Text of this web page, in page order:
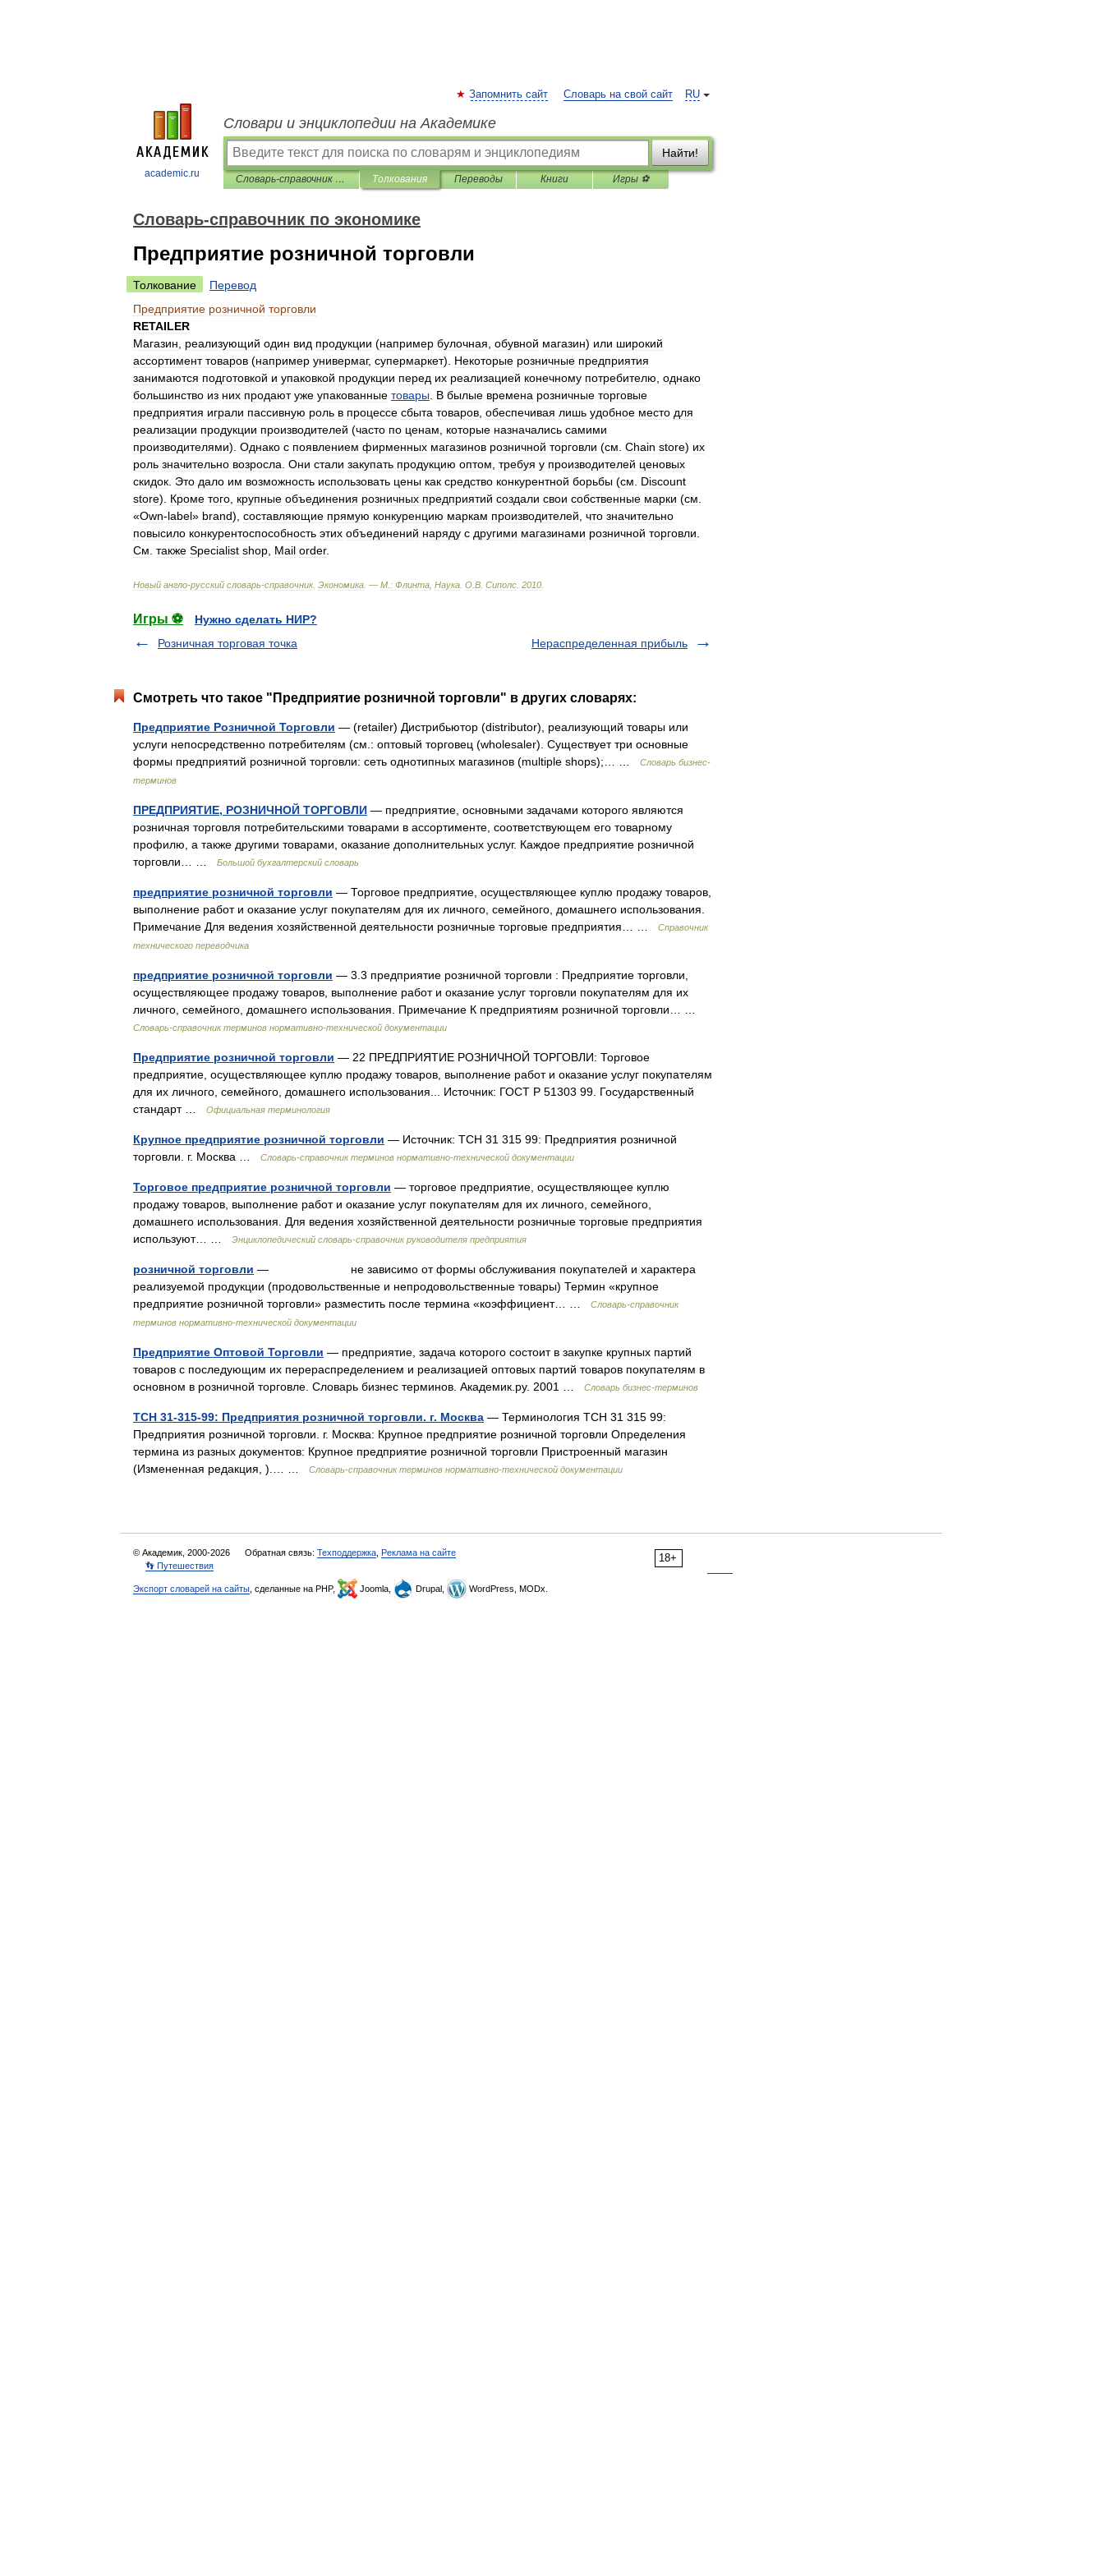
academic.ru
RU
Запомнить сайт Словарь на свой сайт
Словари и энциклопедии на Академике
Найти!
Словарь-справочник по экономике Толкования Переводы Книги Игры ⚽
Словарь-справочник по экономике
Предприятие розничной торговли
Толкование
Перевод
Предприятие розничной торговли
RETAILER
Магазин
реализующий один вид продукции (например булочная обувной магазин) или широкий
ассортимент товаров (например универмаг, супермаркет). Некоторые розничные предприятия
занимаются подготовкой и упаковкой продукции перед их реализацией конечному потребителю однако
большинство из них продают уже упакованные товары В былые времена розничные торговые
предприятия играли пассивную роль в процессе сбыта товаров обеспечивая лишь удобное место для
реализации продукции производителей (часто по ценам которые назначались самими
производителями). Однако с появлением фирменных магазинов розничной торговли (см Chain store) их
роль значительно возросла Они стали закупать продукцию оптом требуя у производителей ценовых
скидок Это дало им возможность использовать цены как средство конкурентной борьбы (см
Discount
store). Кроме того крупные объединения розничных предприятий создали свои собственные марки (см
«Own-label» brand), составляющие прямую конкуренцию маркам производителей что значительно
повысило конкурентоспособность этих объединений наряду с другими магазинами розничной торговли
См также Specialist shop Mail order.
Новый англо-русский словарь-справочник. Экономика . — М : Флинта Наукa О В Сиполс 2010
Игры ⚽
Нужно сделать НИР?
Розничная торговая точка
Нераспределенная прибыль
Смотреть что такое "Предприятие розничной торговли" в других словарях:
Предприятие Розничной Торговли — (retailer) Дистрибьютор (distributor), реализующий товары или
услуги непосредственно потребителям (cм.: оптовый торговец (wholesaler). Существует три основные
формы предприятий розничной торговли: сеть однотипных магазинов (multiple shops);… …
Словарь бизнес-
терминов
ПРЕДПРИЯТИЕ, РОЗНИЧНОЙ ТОРГОВЛИ — предприятие, основными задачами которого являются
розничная торговля потребительскими товарами в ассортименте, соответствующем его товарному
профилю, а также другими товарами, оказание дополнительных услуг. Каждое предприятие розничной
торговли… …
Большой бухгалтерский словарь
предприятие розничной торговли — Торговое предприятие, осуществляющее куплю продажу товаров,
выполнение работ и оказание услуг покупателям для их личного, семейного, домашнего использования.
Примечание Для ведения хозяйственной деятельности розничные торговые предприятия… …
Справочник
технического переводчика
предприятие розничной торговли — 3.3 предприятие розничной торговли : Предприятие торговли,
осуществляющее продажу товаров, выполнение работ и оказание услуг торговли покупателям для их
личного, семейного, домашнего использования. Примечание К предприятиям розничной торговли… …
Словарь-справочник терминов нормативно-технической документации
Предприятие розничной торговли — 22 ПРЕДПРИЯТИЕ РОЗНИЧНОЙ ТОРГОВЛИ: Торговое
предприятие, осуществляющее куплю продажу товаров, выполнение работ и оказание услуг покупателям
для их личного, семейного, домашнего использования... Источник: ГОСТ Р 51303 99. Государственный
стандарт …
Официальная терминология
Крупное предприятие розничной торговли — Источник: ТСН 31 315 99: Предприятия розничной
торговли. г. Москва …
Словарь-справочник терминов нормативно-технической документации
Торговое предприятие розничной торговли — торговое предприятие, осуществляющее куплю
продажу товаров, выполнение работ и оказание услуг покупателям для их личного, семейного,
домашнего использования. Для ведения хозяйственной деятельности розничные торговые предприятия
используют… …
Энциклопедический словарь-справочник руководителя предприятия
розничной торговли — не зависимо от формы обслуживания покупателей и характера
реализуемой продукции (продовольственные и непродовольственные товары) Термин «крупное
предприятие розничной торговли» разместить после термина «коэффициент… …
Словарь-справочник
терминов нормативно-технической документации
Предприятие Оптовой Торговли — предприятие, задача которого состоит в закупке крупных партий
товаров с последующим их перераспределением и реализацией оптовых партий товаров покупателям в
основном в розничной торговле. Словарь бизнес терминов. Академик.ру. 2001 …
Словарь бизнес-терминов
ТСН 31-315-99: Предприятия розничной торговли. г. Москва — Терминология ТСН 31 315 99:
Предприятия розничной торговли. г. Москва: Крупное предприятие розничной торговли Определения
термина из разных документов: Крупное предприятие розничной торговли Пристроенный магазин
(Измененная редакция, ).… …
Словарь-справочник терминов нормативно-технической документации
18+
© Академик, 2000-2026 Обратная связь: Техподдержка Реклама на сайте
👣 Путешествия
Экспорт словарей на сайты , сделанные на PHP, Joomla, Drupal, WordPress, MODx.